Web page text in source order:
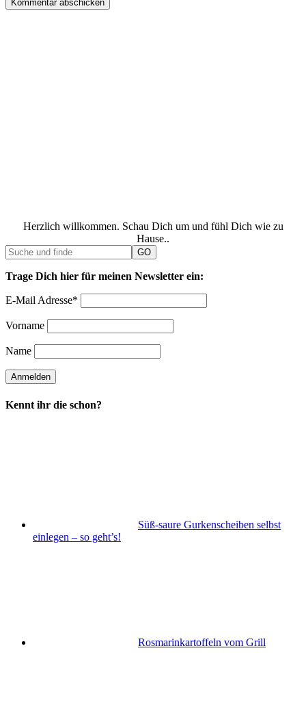
Herzlich willkommen. Schau Dich um und fühl Dich wie zu
Hause..
Trage Dich hier für meinen Newsletter ein:
E-Mail Adresse*
Vorname
Name
Kennt ihr die schon?
Süß-saure Gurkenscheiben selbst
einlegen – so geht’s!
Rosmarinkartoffeln vom Grill